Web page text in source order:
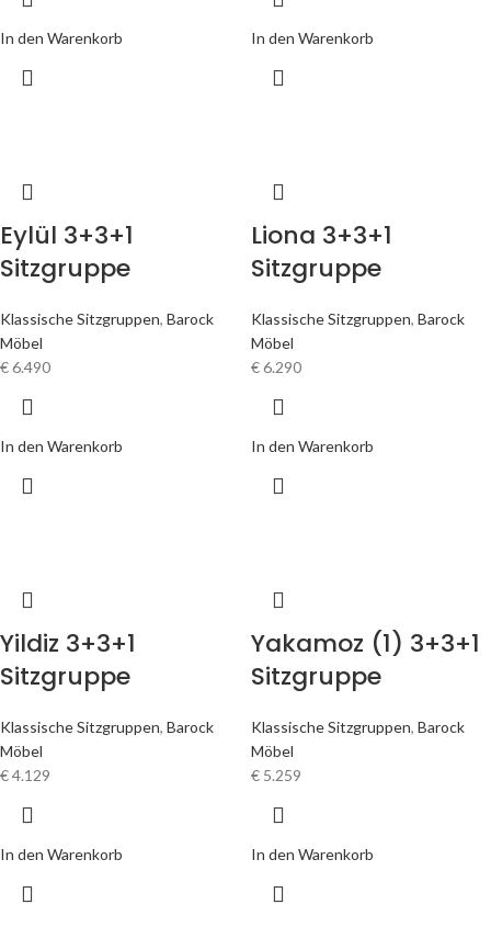
In den Warenkorb In den Warenkorb
Eylül 3+3+1
Sitzgruppe
Klassische Sitzgruppen, Barock
Möbel
€6.490
In den Warenkorb
Liona 3+3+1
Sitzgruppe
Klassische Sitzgruppen, Barock
Möbel
€6.290
In den Warenkorb
Yildiz 3+3+1
Sitzgruppe
Klassische Sitzgruppen, Barock
Möbel
€4.129
In den Warenkorb
Yakamoz (1) 3+3+1
Sitzgruppe
Klassische Sitzgruppen, Barock
Möbel
€ 5.259
In den Warenkorb